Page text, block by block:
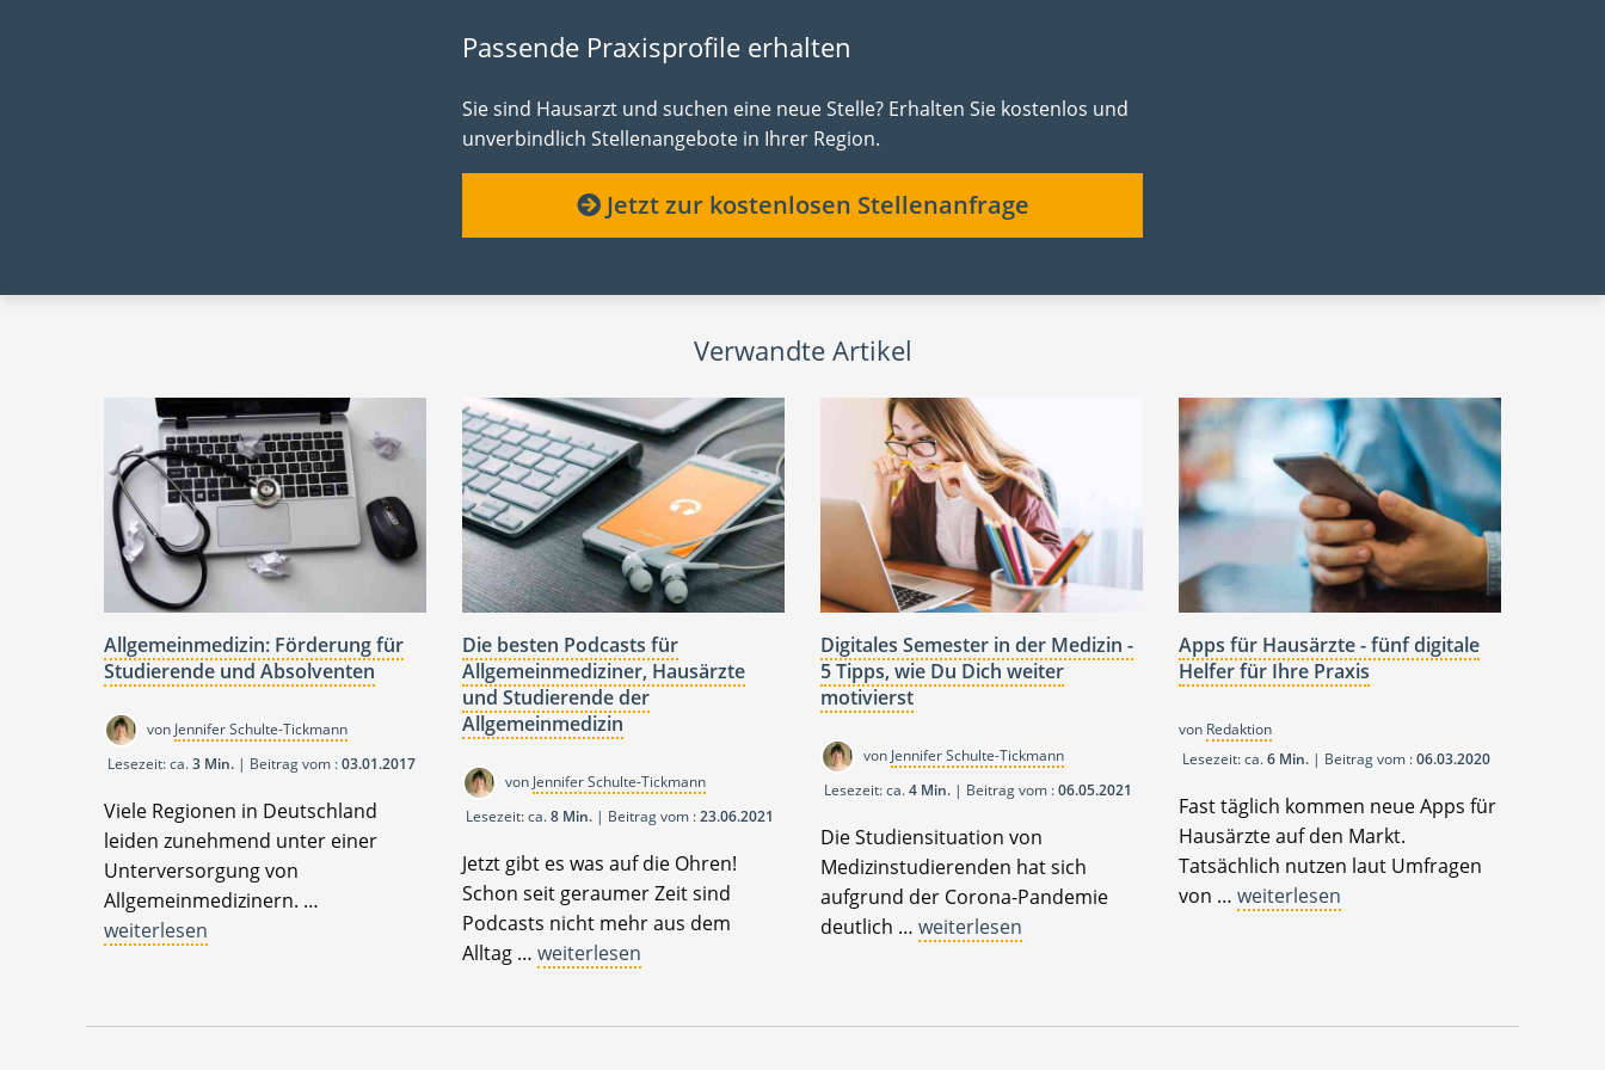
Passende Praxisprofile erhalten
Sie sind Hausarzt und suchen eine neue Stelle? Erhalten Sie kostenlos und
unverbindlich Stellenangebote in Ihrer Region.
Jetzt zur kostenlosen Stellenanfrage
Verwandte Artikel
Allgemeinmedizin: Förderung für
Studierende und Absolventen
von Jennifer Schulte-Tickmann
Lesezeit: ca.3 Min. | Beitrag vom :03.01.2017
Viele Regionen in Deutschland
leiden zunehmend unter einer
Unterversorgung von
Allgemeinmedizinern. …
weiterlesen
Die besten Podcasts für
Allgemeinmediziner, Hausärzte
und Studierende der
Allgemeinmedizin
von Jennifer Schulte-Tickmann
Lesezeit: ca.8 Min. | Beitrag vom :23.06.2021
Jetzt gibt es was auf die Ohren!
Schon seit geraumer Zeit sind
Podcasts nicht mehr aus dem
Alltag … weiterlesen
Digitales Semester in der Medizin -
5 Tipps, wie Du Dich weiter
motivierst
von Jennifer Schulte-Tickmann
Lesezeit: ca.4 Min. | Beitrag vom :06.05.2021
Die Studiensituation von
Medizinstudierenden hat sich
aufgrund der Corona-Pandemie
deutlich … weiterlesen
Apps für Hausärzte - fünf digitale
Helfer für Ihre Praxis
von Redaktion
Lesezeit: ca.6 Min. | Beitrag vom :06.03.2020
Fast täglich kommen neue Apps für
Hausärzte auf den Markt.
Tatsächlich nutzen laut Umfragen
von … weiterlesen